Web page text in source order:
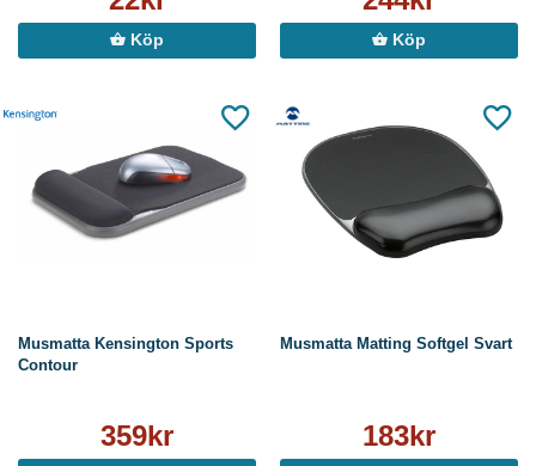
Köp Köp
Musmatta Kensington Sports
Contour
359kr
Musmatta Matting Softgel Svart
183kr